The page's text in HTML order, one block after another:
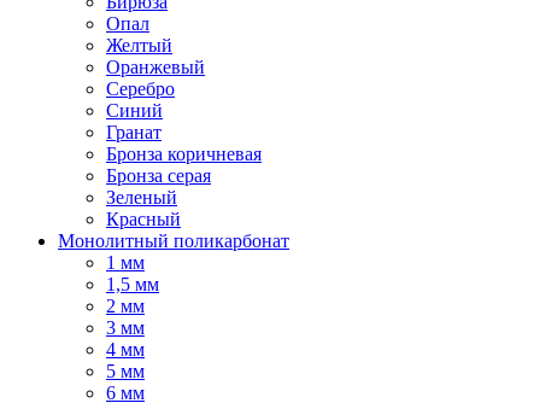
Опал
Желтый
Оранжевый
Серебро
Синий
Гранат
Бронза коричневая
Бронза серая
Зеленый
Красный
Монолитный поликарбонат
1 мм
1,5 мм
2 мм
3 мм
4 мм
5 мм
6 мм